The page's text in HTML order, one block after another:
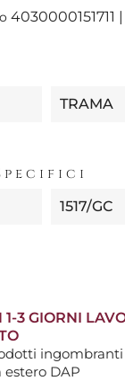
4030000151711 |
TRAMA
1517/GC
1-3 GIORNI
ingombranti
DAP